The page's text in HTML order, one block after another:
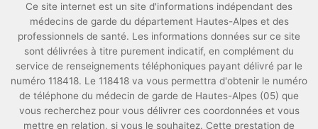
Ce site internet est un site d'informations indépendant des
médecins de garde du département Hautes-Alpes et des
professionnels de santé. Les informations données sur ce site
sont délivrées à titre purement indicatif, en complément du
service de renseignements téléphoniques payant délivré par le
numéro 118418. Le 118418 va vous permettra d'obtenir le numéro
de téléphone du médecin de garde de Hautes-Alpes (05) que
vous recherchez pour vous délivrer ces coordonnées et vous
mettre en relation, si vous le souhaitez. Cette prestation de